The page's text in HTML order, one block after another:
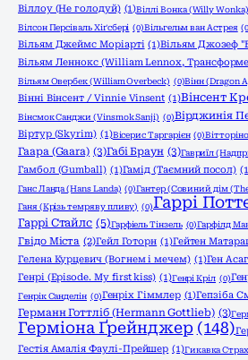
Віллоу (Не голодуй) (1)Віллі Вонка (Willy Wonka)
Вілсон Персіваль Хіґсбері (0)Вільгельм ван Астрея
Вільям Джеймс Моріарті (1)Вільям Джозеф
Вільям Леннокс (William Lennox,
Вільям Овербек (William Overbeck) (0)Вінн (Dragon
Вінні Вінсент / Vinnie Vinsent (1)Вінсент
Вінсмок Санджи (Vinsmok Sanji) (0)Вірджинія
Віртур (Skyrim) (1)Вісерис Таргарієн (0)
Гаара (Gaara) (3)Габі Браун (3)Гавриїл
Гамбол (Gumball) (1)Гамід (Таємний посол)
Ганс Ланда (Hans Landa) (0)Гантер (Совиний дім
Ганя (Крізь темряву пливу) (0)Гаррі
Гаррі Стайлс (5)Гарфіель Тінзель (0)Гарфілд
Гвідо Міста (2)Гейл Готорн (1)Гейтен
Гелена Курцевич (Вогнем і мечем) (1)Ген
Генрі (Episode. My first kiss) (1)Генрі Кріл (0)
Генрік Санделін (0)Генріх Гіммлер (1)Гепзіба
Германн Готтліб (Hermann Gottlieb) (3)
Герміона Ґрейнджер (148)
Гестія Амалія Фаулі-Прейшер (1)Гикавка